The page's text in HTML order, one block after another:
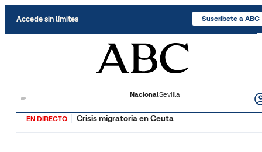
Accede sin límites Suscríbete a ABC
NacionalSevilla
EN DIRECTO Crisis migratoria en Ceuta